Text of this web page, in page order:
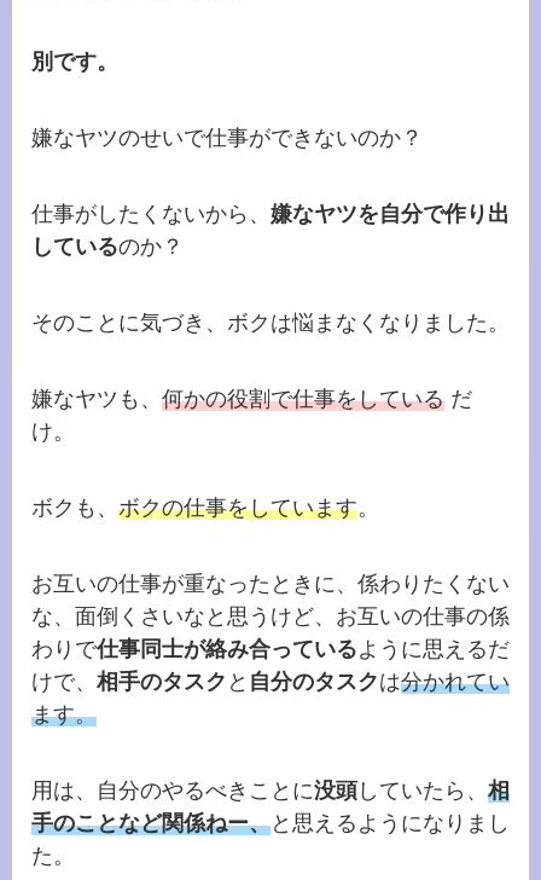
別です。
嫌なヤツのせいで仕事ができないのか？
仕事がしたくないから、 嫌なヤツを自分で作り出
しているのか？
そのことに気づき、ボクは悩まなくなりました。
嫌なヤツも、 何かの役割で仕事をしている だ
け。
ボクも、 ボクの仕事をしています。
お互いの仕事が重なったときに、係わりたくない
な、面倒くさいなと思うけど、お互いの仕事の係
わりで仕事同士が絡み合っているように思えるだ
けで、 相手のタスク と 自分のタスクは分かれてい
ます。
用は、自分のやるべきことに没頭 していたら、 相
手のことなど関係ねー、と思えるようになりまし
た。